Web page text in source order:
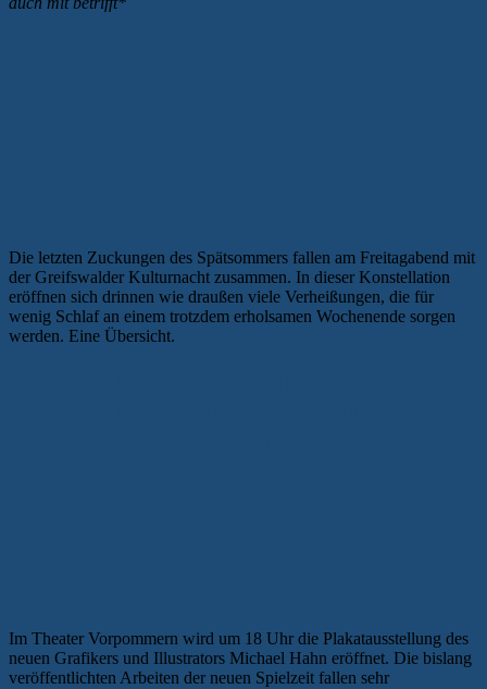
Die letzten Zuckungen des Spätsommers fallen am Freitagabend mit
der Greifswalder Kulturnacht zusammen. In dieser Konstellation
eröffnen sich drinnen wie draußen viele Verheißungen, die für
wenig Schlaf an einem trotzdem erholsamen Wochenende sorgen
werden. Eine Übersicht.
Im Theater Vorpommern wird um 18 Uhr die Plakatausstellung des
neuen Grafikers und Illustrators Michael Hahn eröffnet. Die bislang
veröffentlichten Arbeiten der neuen Spielzeit fallen sehr